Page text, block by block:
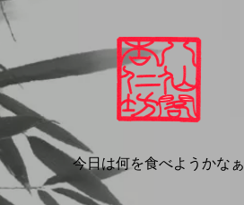
今日は何を食べようかなぁ